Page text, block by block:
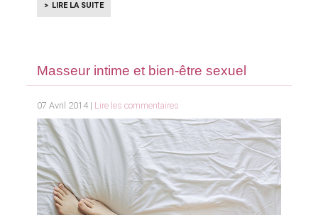
LIRE LA SUITE
Masseur intime et bien-être sexuel
07 Avril 2014 | Lire les commentaires